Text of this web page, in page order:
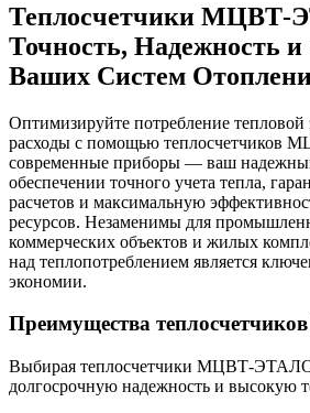
Теплосчетчики
Точность, Надежность
Ваших Систем
Оптимизируйте потребление тепловой
расходы с помощью
современные приборы — ваш
обеспечении точного учета тепла,
расчетов и максимальную
ресурсов. Незаменимы для
коммерческих объектов и жилых
над теплопотреблением является
экономии.
Преимущества
Выбирая теплосчетчики МЦВТ-
долгосрочную надежность и высокую